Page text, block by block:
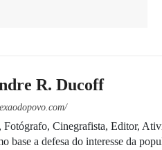
R. Ducoff
Fotógrafo, Cinegrafista, Editor,
base a defesa do interesse da